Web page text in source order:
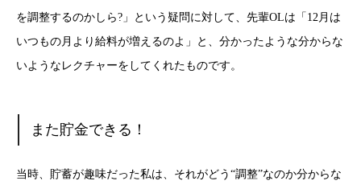
を調整するのかしら?」という疑問に対して、先輩OLは「12月は
いつもの月より給料が増えるのよ」と、分かったような分からな
いようなレクチャーをしてくれたものです。
また貯金できる！
当時、貯蓄が趣味だった私は、それがどう“調整”なのか分からな